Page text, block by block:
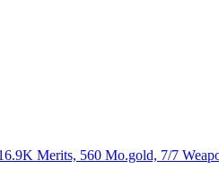
Merits, 560 Mo.gold, 7/7